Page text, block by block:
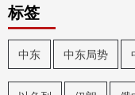
标签
中东 中东局势